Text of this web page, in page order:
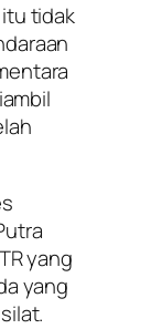
tidak
yang
yang